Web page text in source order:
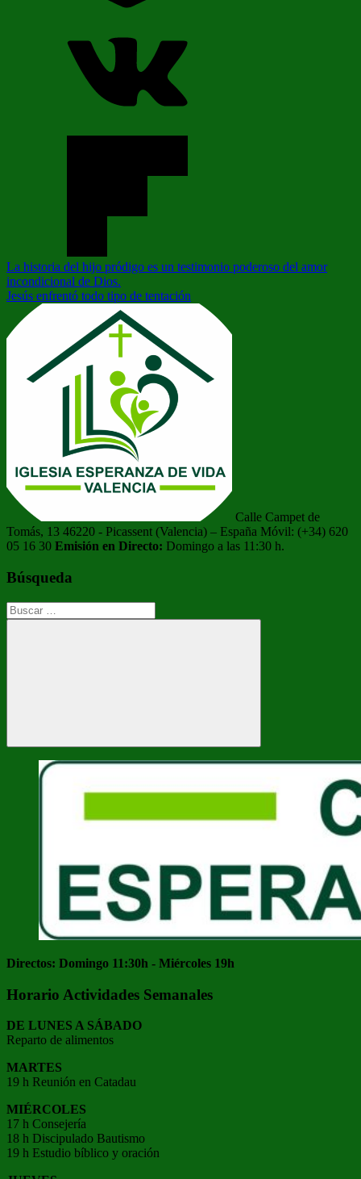
Navegación
de
entradas
Entrada
anterior:
La historia del hijo pródigo es un testimonio poderoso del amor
incondicional de Dios.
Siguiente
entrada:
Jesús enfrentó todo tipo de tentación
Calle Campet de
Tomás, 13 46220 - Picassent (Valencia) – España Móvil: (+34) 620
05 16 30 Emisión en Directo: Domingo a las 11:30 h.
Búsqueda
Buscar:
Buscar
Directos: Domingo 11:30h - Miércoles 19h
Horario Actividades Semanales
DE LUNES A SÁBADO
Reparto de alimentos
MARTES
19 h Reunión en Catadau
MIÉRCOLES
17 h Consejería
18 h Discipulado Bautismo
19 h Estudio bíblico y oración